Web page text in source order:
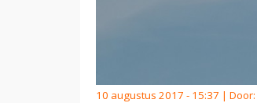
10 augustus 2017 - 15:37 | Door: